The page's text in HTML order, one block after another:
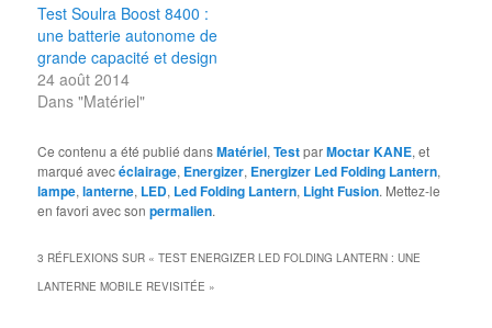
Test Soulra Boost 8400 :
une batterie autonome de
grande capacité et design
24 août 2014
Dans "Matériel"
Ce contenu a été publié dansMatériel,TestparMoctar KANE, et
marqué avecéclairage, Energizer, Energizer Led Folding Lantern,
lampe,lanterne, LED, Led Folding Lantern, Light Fusion. Mettez-le
en favori avec sonpermalien.
3 RÉFLEXIONS SUR «TEST ENERGIZER LED FOLDING LANTERN : UNE
LANTERNE MOBILE REVISITÉE »